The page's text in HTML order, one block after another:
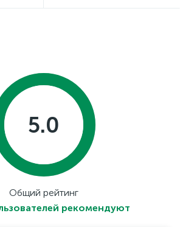
5.0
Общий рейтинг
рекомендуют